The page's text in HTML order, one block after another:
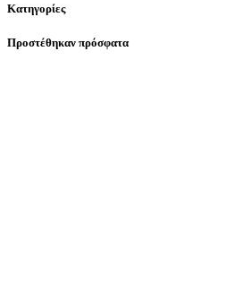
Κατηγορίες
Προστέθηκαν πρόσφατα